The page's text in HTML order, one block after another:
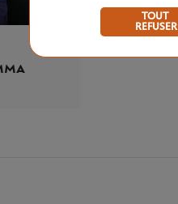
TOUT
REFUSER